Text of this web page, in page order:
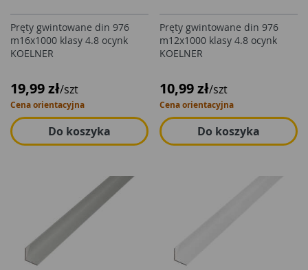
Pręty gwintowane din 976
m16x1000 klasy 4.8 ocynk
KOELNER
19,99 zł/szt
Cena orientacyjna
Do koszyka
Pręty gwintowane din 976
m12x1000 klasy 4.8 ocynk
KOELNER
10,99 zł/szt
Cena orientacyjna
Do koszyka